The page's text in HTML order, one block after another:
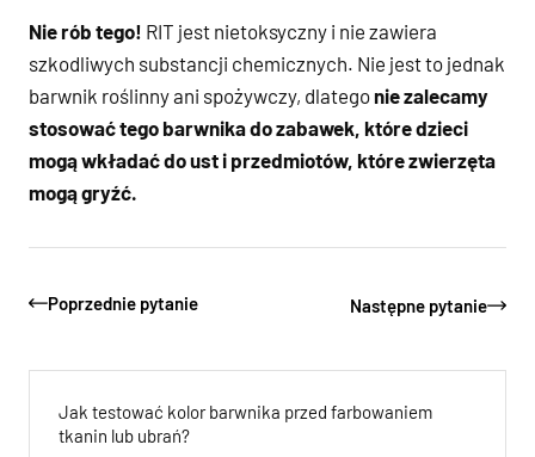
Nie rób tego! RIT jest nietoksyczny i nie zawiera
szkodliwych substancji chemicznych. Nie jest to jednak
barwnik roślinny ani spożywczy, dlategonie zalecamy
stosować tego barwnika do zabawek, które dzieci
mogą wkładać do ust i przedmiotów, które zwierzęta
mogą gryźć.
Poprzednie pytanie Następne pytanie
Jak testować kolor barwnika przed farbowaniem
tkanin lub ubrań?